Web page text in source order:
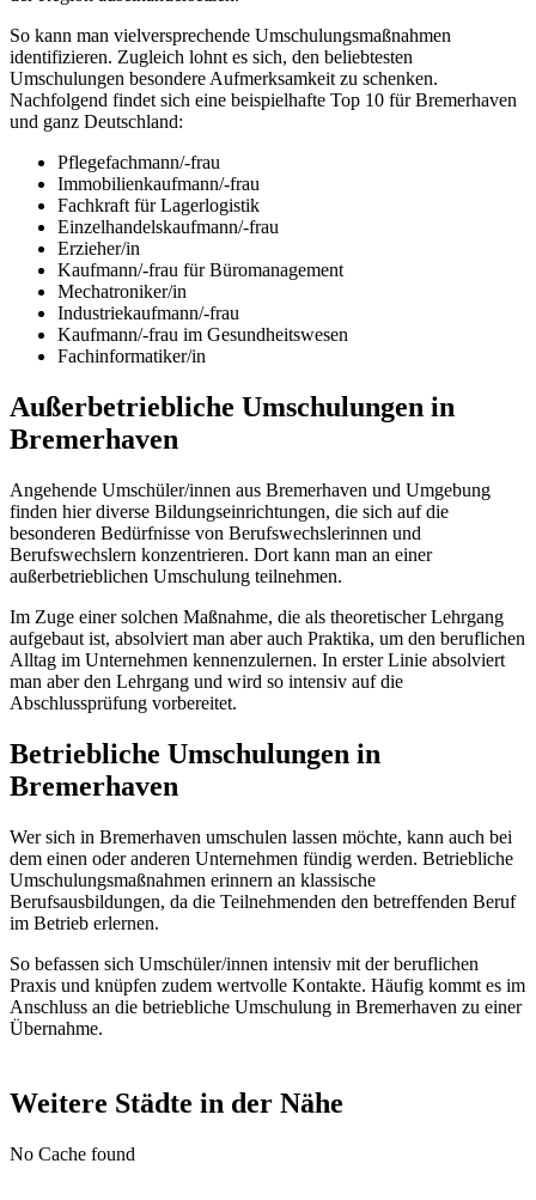
So kann man vielversprechende Umschulungsmaßnahmen
identifizieren. Zugleich lohnt es sich, den beliebtesten
Umschulungen besondere Aufmerksamkeit zu schenken.
Nachfolgend findet sich eine beispielhafte Top 10 für Bremerhaven
und ganz Deutschland:
Pflegefachmann/-frau
Immobilienkaufmann/-frau
Fachkraft für Lagerlogistik
Einzelhandelskaufmann/-frau
Erzieher/in
Kaufmann/-frau für Büromanagement
Mechatroniker/in
Industriekaufmann/-frau
Kaufmann/-frau im Gesundheitswesen
Fachinformatiker/in
Außerbetriebliche Umschulungen in
Bremerhaven
Angehende Umschüler/innen aus Bremerhaven und Umgebung
finden hier diverse Bildungseinrichtungen, die sich auf die
besonderen Bedürfnisse von Berufswechslerinnen und
Berufswechslern konzentrieren. Dort kann man an einer
außerbetrieblichen Umschulung teilnehmen.
Im Zuge einer solchen Maßnahme, die als theoretischer Lehrgang
aufgebaut ist, absolviert man aber auch Praktika, um den beruflichen
Alltag im Unternehmen kennenzulernen. In erster Linie absolviert
man aber den Lehrgang und wird so intensiv auf die
Abschlussprüfung vorbereitet.
Betriebliche Umschulungen in
Bremerhaven
Wer sich in Bremerhaven umschulen lassen möchte, kann auch bei
dem einen oder anderen Unternehmen fündig werden. Betriebliche
Umschulungsmaßnahmen erinnern an klassische
Berufsausbildungen, da die Teilnehmenden den betreffenden Beruf
im Betrieb erlernen.
So befassen sich Umschüler/innen intensiv mit der beruflichen
Praxis und knüpfen zudem wertvolle Kontakte. Häufig kommt es im
Anschluss an die betriebliche Umschulung in Bremerhaven zu einer
Übernahme.
Weitere Städte in der Nähe
No Cache found